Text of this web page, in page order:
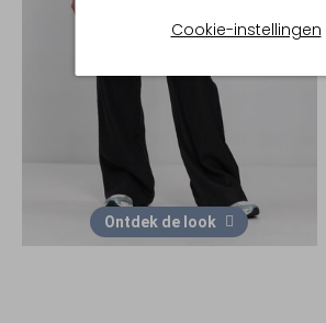
Cookie-instellingen
Ontdek de look